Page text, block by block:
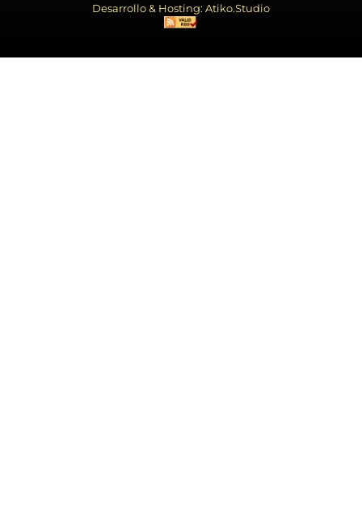
Desarrollo & Hosting: Atiko.Studio